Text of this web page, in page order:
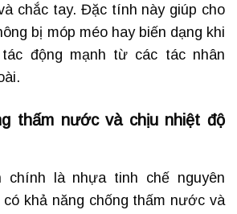
chắc tay. Đặc tính này giúp cho
bị móp méo hay biến dạng khi
động mạnh từ các tác nhân
thấm nước và chịu nhiệt độ
chính là nhựa tinh chế nguyên
khả năng chống thấm nước và